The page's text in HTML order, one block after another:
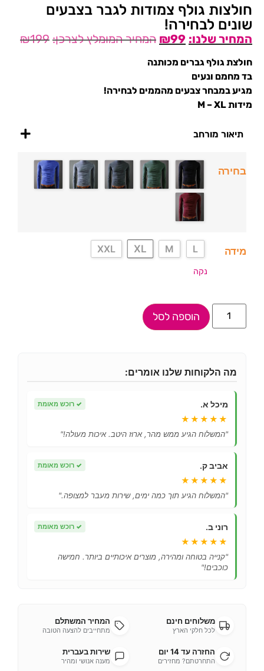
חולצות גולף צמודות לגבר בצבעים
שונים לבחירה!
₪199 ₪99
חולצת גולף גברים מכותנה
בד מחמם ונעים
מגיע במבחר צבעים מהממים לבחירה!
מידות M – XL
תיאור מורחב
בחירה
מידה L
M
XL
XXL
נקה
הוספה לסל
מה הלקוחות שלנו אומרים:
מיכל א. ✓ רוכש מאומת
★★★★★
"המשלוח הגיע ממש מהר, ארוז היטב. איכות מעולה!"
אביב ק. ✓ רוכש מאומת
★★★★★
"המשלוח הגיע תוך כמה ימים, שירות מעבר למצופה."
רוני ב. ✓ רוכש מאומת
★★★★★
"קנייה בטוחה ומהירה, מוצרים איכותיים ביותר. חמישה
כוכבים!"
משלוחים חינם
לכל חלקי הארץ
המחיר המשתלם
מתחייבים להצעה הטובה
החזרה עד 14 יום
התחרטתם? מחזירים
שירות בעברית
מענה אנושי ומהיר